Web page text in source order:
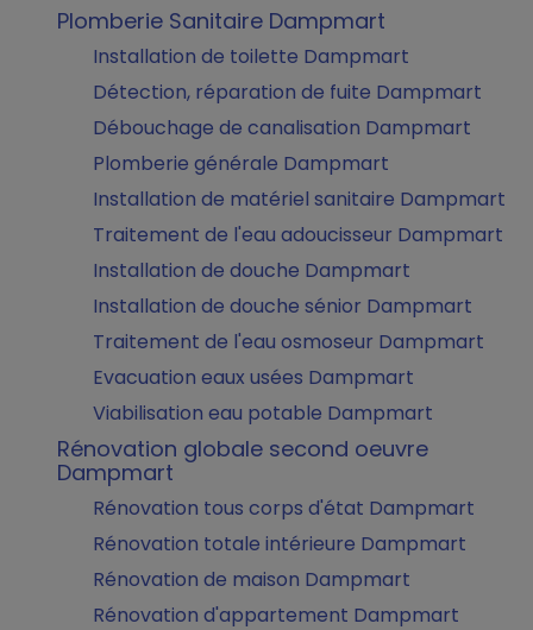
Plomberie Sanitaire Dampmart
Installation de toilette Dampmart
Détection, réparation de fuite Dampmart
Débouchage de canalisation Dampmart
Plomberie générale Dampmart
Installation de matériel sanitaire Dampmart
Traitement de l'eau adoucisseur Dampmart
Installation de douche Dampmart
Installation de douche sénior Dampmart
Traitement de l'eau osmoseur Dampmart
Evacuation eaux usées Dampmart
Viabilisation eau potable Dampmart
Rénovation globale second oeuvre
Dampmart
Rénovation tous corps d'état Dampmart
Rénovation totale intérieure Dampmart
Rénovation de maison Dampmart
Rénovation d'appartement Dampmart